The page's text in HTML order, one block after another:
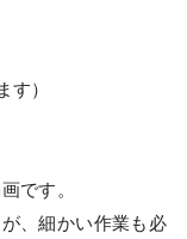
す）
です。
、細かい作業も必